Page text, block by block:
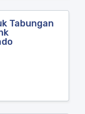
Tabungan